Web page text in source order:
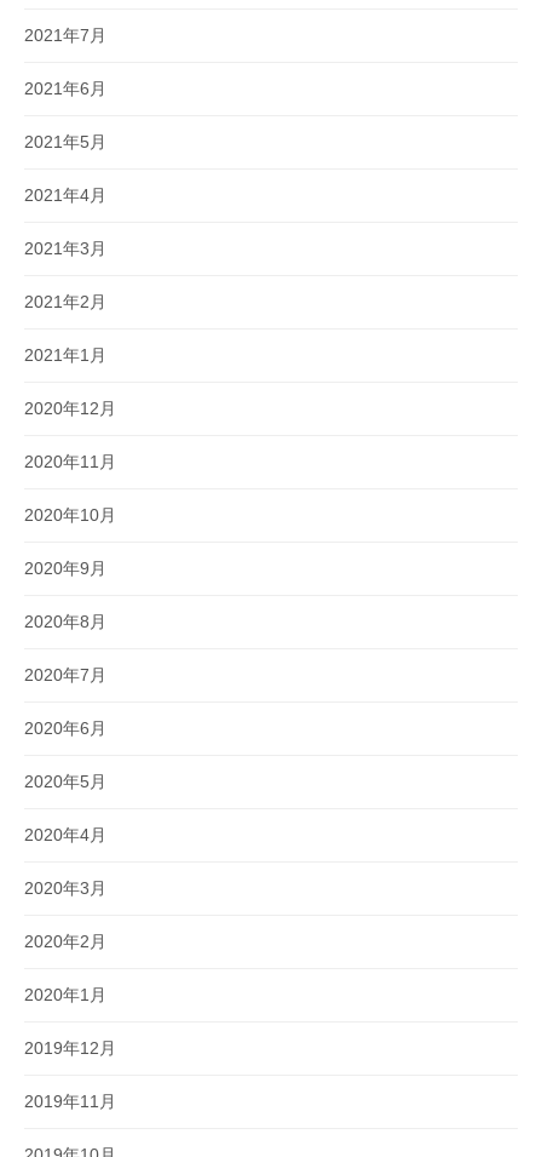
2021年7月
2021年6月
2021年5月
2021年4月
2021年3月
2021年2月
2021年1月
2020年12月
2020年11月
2020年10月
2020年9月
2020年8月
2020年7月
2020年6月
2020年5月
2020年4月
2020年3月
2020年2月
2020年1月
2019年12月
2019年11月